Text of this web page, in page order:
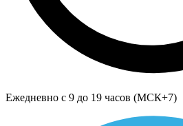
Ежедневно с 9 до 19 часов (МСК+7)